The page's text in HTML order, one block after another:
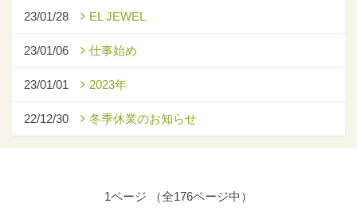
23/01/28 EL JEWEL
23/01/06 仕事始め
23/01/01 2023年
22/12/30 冬季休業のお知らせ
1ページ （全176ページ中）